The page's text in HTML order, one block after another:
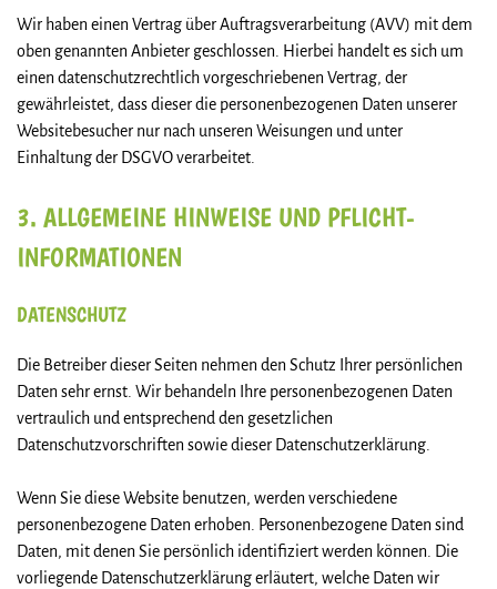
Wir haben einen Vertrag über Auftragsverarbeitung (AVV) mit dem
oben genannten Anbieter geschlossen. Hierbei handelt es sich um
einen datenschutzrechtlich vorgeschriebenen Vertrag, der
gewährleistet, dass dieser die personenbezogenen Daten unserer
Websitebesucher nur nach unseren Weisungen und unter
Einhaltung der DSGVO verarbeitet.
3. ALLGEMEINE HINWEISE UND PFLICHT­
INFORMATIONEN
DATENSCHUTZ
Die Betreiber dieser Seiten nehmen den Schutz Ihrer persönlichen
Daten sehr ernst. Wir behandeln Ihre personenbezogenen Daten
vertraulich und entsprechend den gesetzlichen
Datenschutzvorschriften sowie dieser Datenschutzerklärung.
Wenn Sie diese Website benutzen, werden verschiedene
personenbezogene Daten erhoben. Personenbezogene Daten sind
Daten, mit denen Sie persönlich identifiziert werden können. Die
vorliegende Datenschutzerklärung erläutert, welche Daten wir